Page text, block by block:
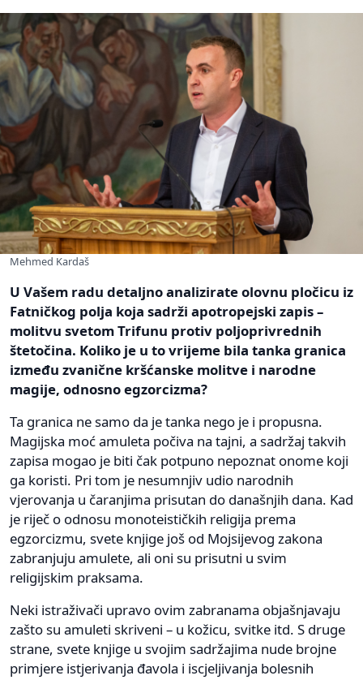
Mehmed Kardaš
U Vašem radu detaljno analizirate olovnu pločicu iz
Fatničkog polja koja sadrži apotropejski zapis –
molitvu svetom Trifunu protiv poljoprivrednih
štetočina. Koliko je u to vrijeme bila tanka granica
između zvanične kršćanske molitve i narodne
magije, odnosno egzorcizma?
Ta granica ne samo da je tanka nego je i propusna.
Magijska moć amuleta počiva na tajni, a sadržaj takvih
zapisa mogao je biti čak potpuno nepoznat onome koji
ga koristi. Pri tom je nesumnjiv udio narodnih
vjerovanja u čaranjima prisutan do današnjih dana. Kad
je riječ o odnosu monoteističkih religija prema
egzorcizmu, svete knjige još od Mojsijevog zakona
zabranjuju amulete, ali oni su prisutni u svim
religijskim praksama.
Neki istraživači upravo ovim zabranama objašnjavaju
zašto su amuleti skriveni – u kožicu, svitke itd. S druge
strane, svete knjige u svojim sadržajima nude brojne
primjere istjerivanja đavola i iscjeljivanja bolesnih